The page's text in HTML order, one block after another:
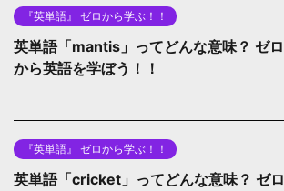
『英単語』 ゼロから学ぶ！！
英単語「mantis」ってどんな意味？ ゼロ
から英語を学ぼう！！
『英単語』 ゼロから学ぶ！！
英単語「cricket」ってどんな意味？ ゼロ